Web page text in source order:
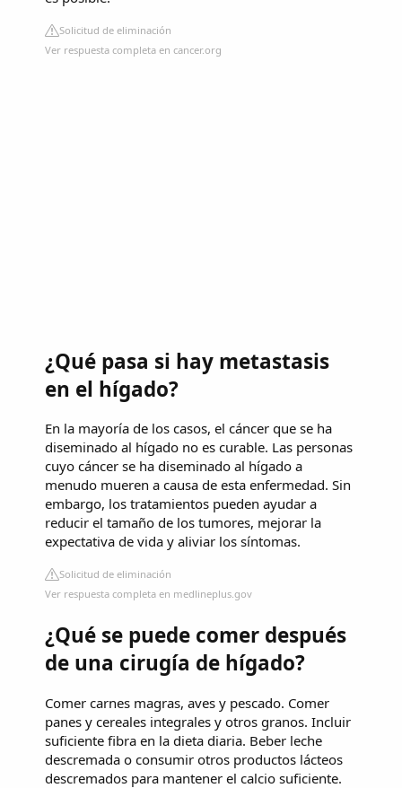
Solicitud de eliminación
Ver respuesta completa en cancer.org
¿Qué pasa si hay metastasis
en el hígado?
En la mayoría de los casos, el cáncer que se ha
diseminado al hígado no es curable. Las personas
cuyo cáncer se ha diseminado al hígado a
menudo mueren a causa de esta enfermedad. Sin
embargo, los tratamientos pueden ayudar a
reducir el tamaño de los tumores, mejorar la
expectativa de vida y aliviar los síntomas.
Solicitud de eliminación
Ver respuesta completa en medlineplus.gov
¿Qué se puede comer después
de una cirugía de hígado?
Comer carnes magras, aves y pescado. Comer
panes y cereales integrales y otros granos. Incluir
suficiente fibra en la dieta diaria. Beber leche
descremada o consumir otros productos lácteos
descremados para mantener el calcio suficiente.